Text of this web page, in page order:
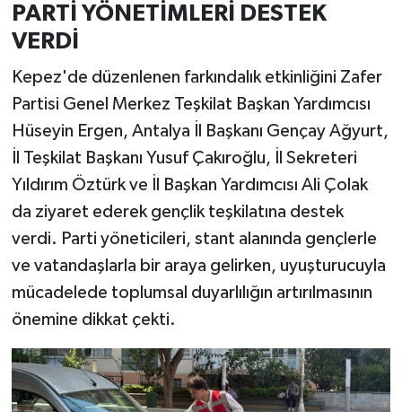
PARTİ YÖNETİMLERİ DESTEK
VERDİ
Kepez'de düzenlenen farkındalık etkinliğini Zafer
Partisi Genel Merkez Teşkilat Başkan Yardımcısı
Hüseyin Ergen, Antalya İl Başkanı Gençay Ağyurt,
İl Teşkilat Başkanı Yusuf Çakıroğlu, İl Sekreteri
Yıldırım Öztürk ve İl Başkan Yardımcısı Ali Çolak
da ziyaret ederek gençlik teşkilatına destek
verdi. Parti yöneticileri, stant alanında gençlerle
ve vatandaşlarla bir araya gelirken, uyuşturucuyla
mücadelede toplumsal duyarlılığın artırılmasının
önemine dikkat çekti.